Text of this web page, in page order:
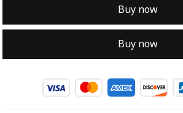
Buy now
Buy now